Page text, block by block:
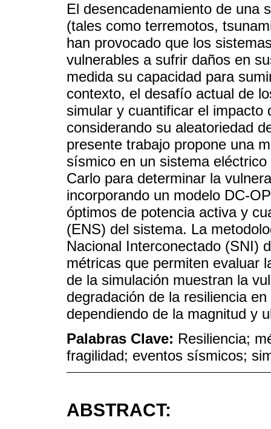
El desencadenamiento de una
(tales como terremotos,
han provocado que los
vulnerables a sufrir daños en
medida su capacidad para
contexto, el desafío actual de
simular y cuantificar el
considerando su aleatoriedad
presente trabajo propone una
sísmico en un sistema
Carlo para determinar la
incorporando un modelo DC-
óptimos de potencia activa y
(ENS) del sistema. La
Nacional Interconectado (SNI)
métricas que permiten evaluar
de la simulación muestran la
degradación de la resiliencia
dependiendo de la magnitud y
Palabras Clave: Resiliencia;
fragilidad; eventos sísmicos;
ABSTRACT: